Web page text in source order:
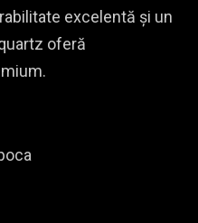
excelentă și un
oferă